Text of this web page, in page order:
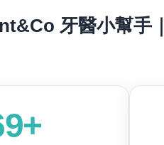
牙醫小幫手